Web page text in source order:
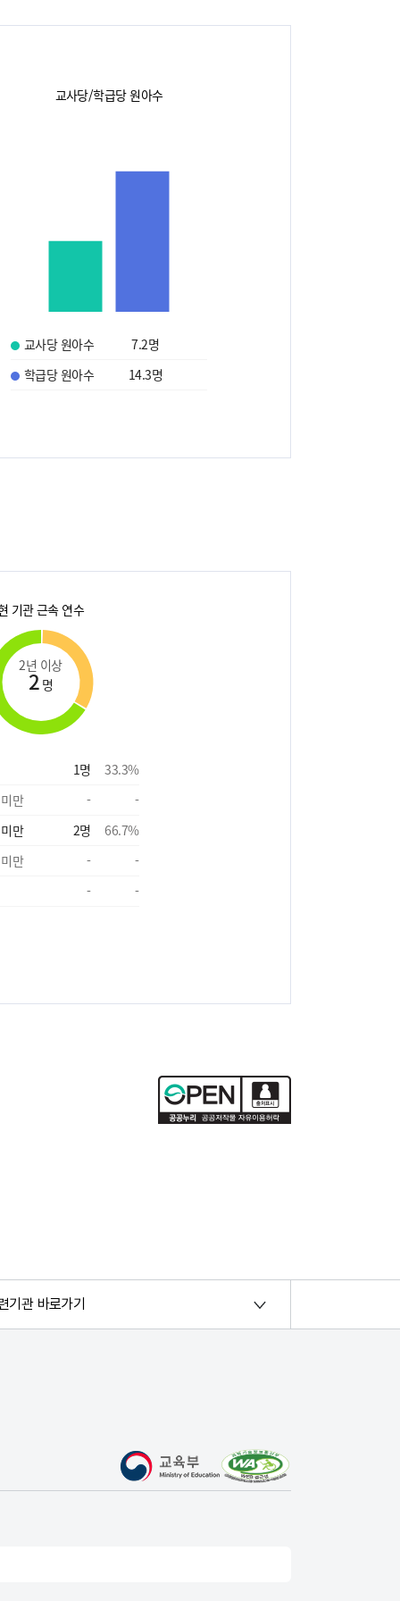
교사당/학급당 원아수
교사당 원아수 7.2명
학급당 원아수
14.3명
기관 근속 연수
2년 이상
2 명
1명 33.3%
만
-
-
만
2명 66.7%
만
-
-
-
-
기관 바로가기